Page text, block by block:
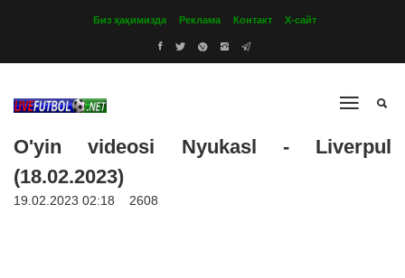
Биз ҳақимизда Реклама Контакт Х-сайт
O'yin videosi Nyukasl - Liverpul
(18.02.2023)
19.02.2023 02:18 2608